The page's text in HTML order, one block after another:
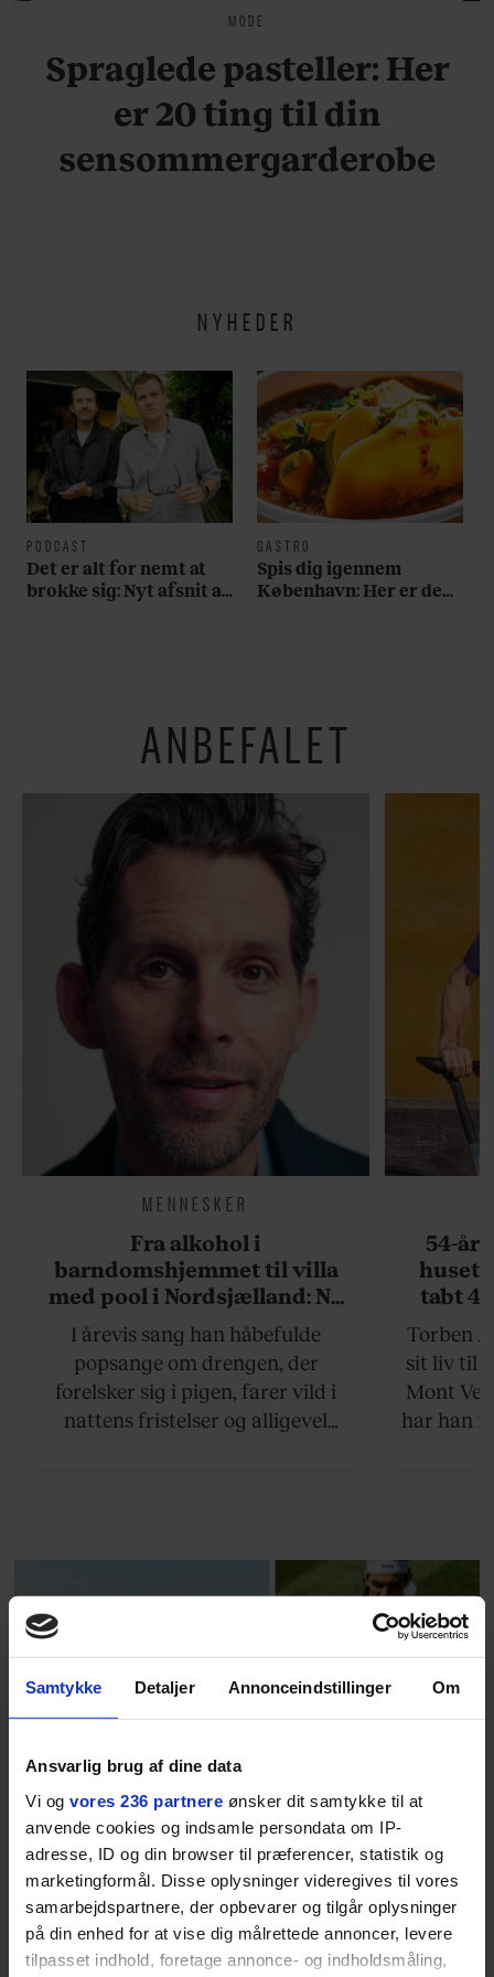
Samtykke Detaljer Annonceindstillinger Om
Ansvarlig brug af dine data
Vi og vores 236 partnere ønsker dit samtykke til at
anvende cookies og indsamle persondata om IP-
adresse, ID og din browser til præferencer, statistik og
marketingformål. Disse oplysninger videregives til vores
samarbejdspartnere, der opbevarer og tilgår oplysninger
på din enhed for at vise dig målrettede annoncer, levere
tilpasset indhold, foretage annonce- og indholdsmåling,
MODE
Spraglede pasteller: Her
er 20 ting til din
sensommergarderobe
NYHEDER
PODCAST
Det er alt for nemt at
brokke sig: Nyt afsnit af
GASTRO
Spis dig igennem
København: Her er de
ANBEFALET
MENNESKER
Fra alkohol i
barndomshjemmet til villa
med pool i Nordsjælland: Nu
skal du høre sandheden om
Rasmus Seebach
I årevis sang han håbefulde
popsange om drengen, der
forelsker sig i pigen, farer vild i
nattens fristelser og alligevel
blevet voksen. Her indtager
Danmarks største popstjerne selv
fortællerens plads i et portræt om
at miste stemmen og den
54-
huset
tabt
Torben
sit liv til
Mont
har han
SPONSORERET INDHOLD
BOSS’ nye tennis-kollektion er relevant langt ud over
banen
Fra BOSS OPEN i Stuttgart til det kommende partnerskab
med Australian Open cementerer BOSS sin position i
krydsfeltet mellem tennis, performance og moderne
livsstil.